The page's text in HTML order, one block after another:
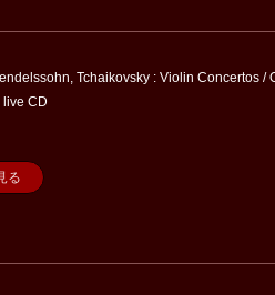
Tchaikovsky : Violin Concertos /
CD
る